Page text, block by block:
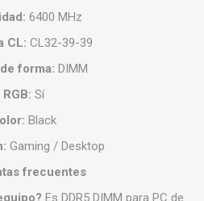
6400 MHz
CL: CL32-39-39
forma: DIMM
RGB: Sí
Black
Gaming / Desktop
frecuentes